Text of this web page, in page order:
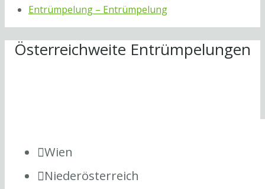
Entrümpelung – Entrümpelung
Österreichweite Entrümpelungen
Wien
Niederösterreich